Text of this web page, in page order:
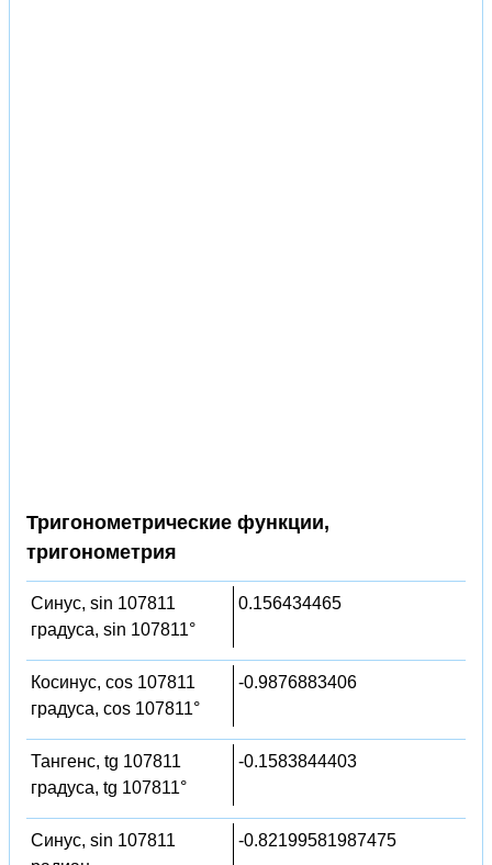
Тригонометрические функции,
тригонометрия
Синус, sin 107811
градуса, sin 107811°
0.156434465
Косинус, cos 107811
градуса, cos 107811°
-0.9876883406
Тангенс, tg 107811
градуса, tg 107811°
-0.1583844403
Синус, sin 107811
-0.82199581987475